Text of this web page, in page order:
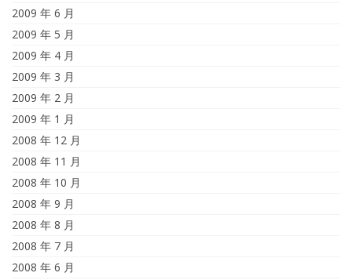
2009 年 6 月
2009 年 5 月
2009 年 4 月
2009 年 3 月
2009 年 2 月
2009 年 1 月
2008 年 12 月
2008 年 11 月
2008 年 10 月
2008 年 9 月
2008 年 8 月
2008 年 7 月
2008 年 6 月